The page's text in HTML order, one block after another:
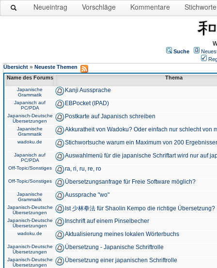
Neueintrag Vorschläge Kommentare Stichworte
Suche
Übersicht » Neueste Themen
Name des Forums
Thema
Japanische
Grammatik
Kanji Aussprache
Japanisch auf
PC/PDA
EBPocket (IPAD)
Japanisch-Deutsche
Übersetzungen
Postkarte auf Japanisch schreiben
Japanische
Grammatik
Akkuratheit von Wadoku? Oder einfach nur schlecht von
wadoku.de Stichwortsuche warum ein Maximum von 200
Japanisch auf
PC/PDA
Auswahlmenü für die japanische Schriftart wird nur auf
Off-Topic/Sonstiges ra, ri, ru, re, ro
Off-Topic/Sonstiges Übersetzungsanfrage für Freie Software möglich?
Japanische
Grammatik
Aussprache "wo"
Japanisch-Deutsche
Übersetzungen
Ist 少林拳法 für Shaolin Kempo die richtige Übersetzung?
Japanisch-Deutsche
Übersetzungen
Inschrift auf einem Pinselbecher
wadoku.de Aktualisierung meines lokalen Wörterbuchs
Japanisch-Deutsche
Übersetzungen
Übersetzung - Japanische Schriftrolle
Japanisch-Deutsche
Übersetzungen
Übersetzung einer japanischen Schriftrolle